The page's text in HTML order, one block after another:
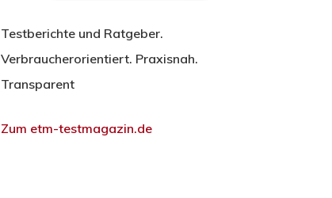
Testberichte und Ratgeber.
Verbraucherorientiert. Praxisnah.
Transparent
Zum etm-testmagazin.de